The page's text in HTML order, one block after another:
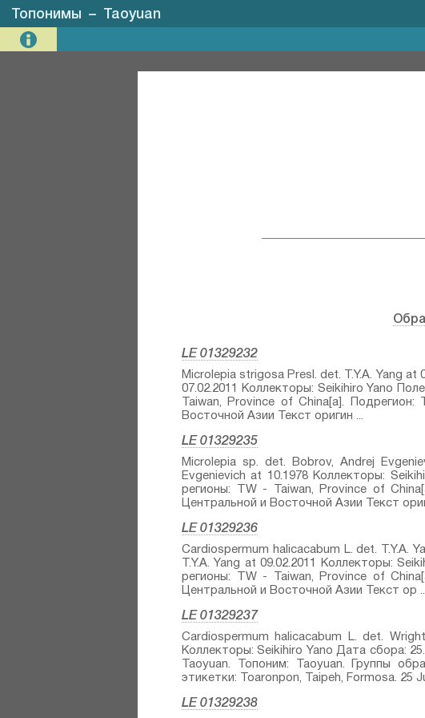
Топонимы – Taoyuan
LE 01329232
Microlepia strigosa Presl.⁣ det. T.Y.A. Yang
07.02.2011 Коллекторы: Seikihiro Yano
Taiwan, Province of China[a].
Восточной Азии Текст оригин ...
LE 01329235
Microlepia sp.⁣ det. Bobrov, Andrej
Evgenievich at 10.1978 Коллекторы:
регионы: TW - Taiwan, Province of
Центральной и Восточной Азии Текст
LE 01329236
Cardiospermum halicacabum L.⁣ det. T.Y.A.
T.Y.A. Yang at 09.02.2011 Коллекторы:
регионы: TW - Taiwan, Province of
Центральной и Восточной Азии Текст ор
LE 01329237
Cardiospermum halicacabum L.⁣ det.
Коллекторы: Seikihiro Yano Дата сбора:
Taoyuan. Топоним: Taoyuan. Группы
этикетки: Toaronpon, Taipeh, Formosa. 25
LE 01329238